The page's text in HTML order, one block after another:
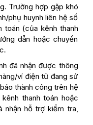
Trường hợp gặp khó
phụ huynh liên hệ số
toán (của kênh thanh
dẫn hoặc chuyển
đã nhận được thông
ví điện tử đang sử
thành công trên hệ
thanh toán hoặc
nhận hỗ trợ kiểm tra,